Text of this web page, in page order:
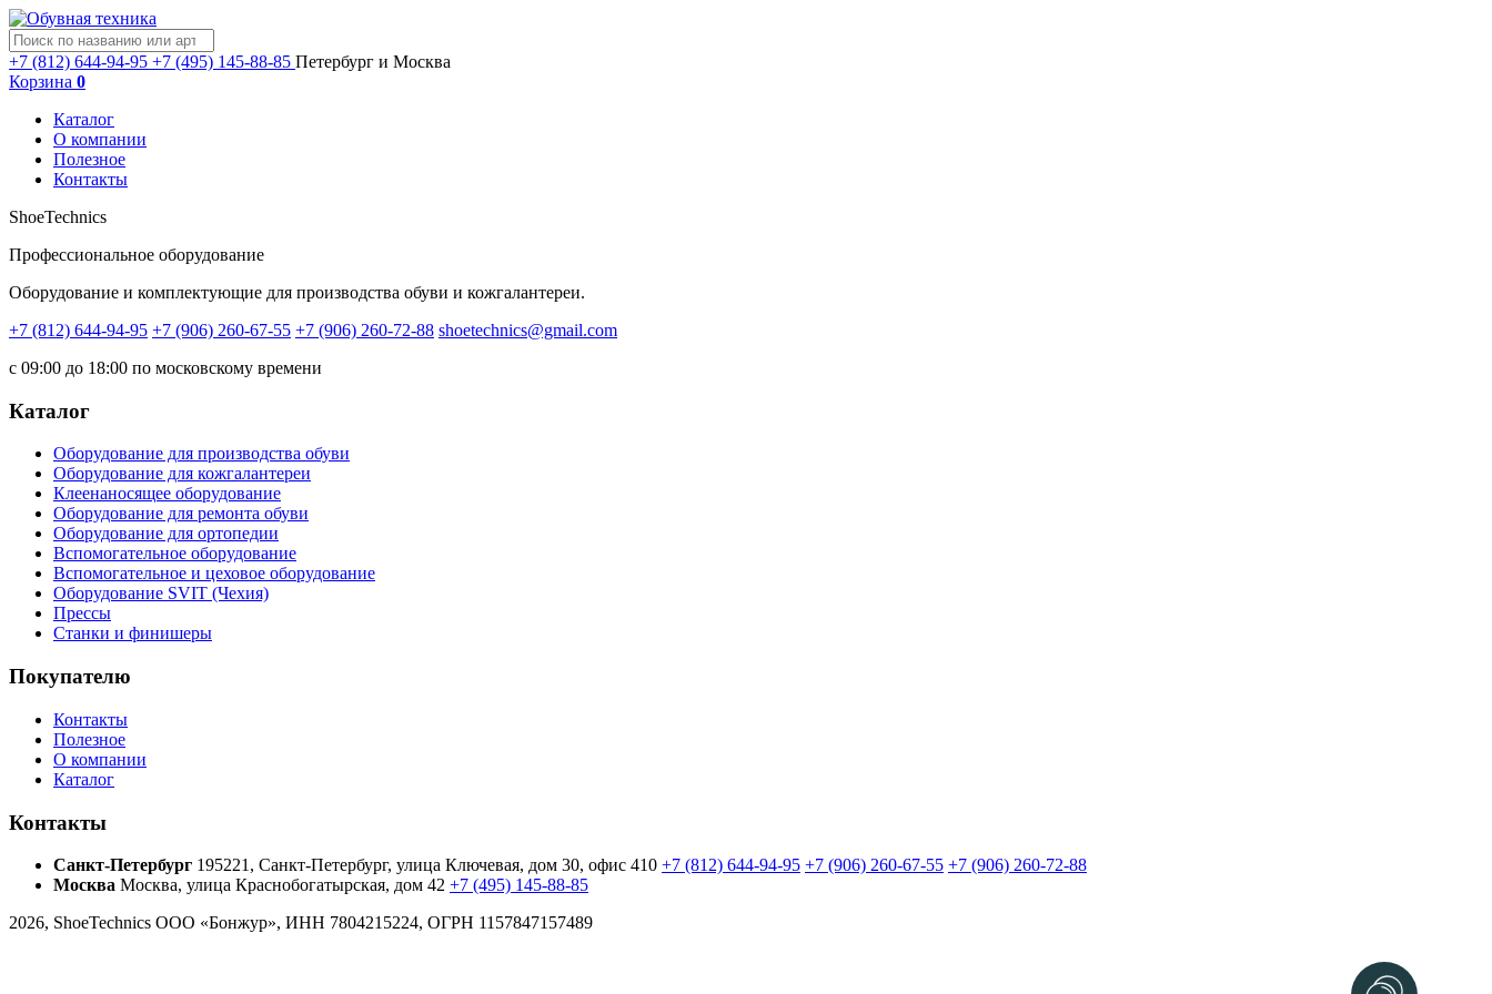
+7 (812) 644-94-95 +7 (495) 145-88-85 Петербург и Москва
Корзина 0
Каталог
О компании
Полезное
Контакты
ShoeTechnics
Профессиональное оборудование
Оборудование и комплектующие для производства обуви и кожгалантереи.
+7 (812) 644-94-95 +7 (906) 260-67-55 +7 (906) 260-72-88 shoetechnics@gmail.com
с 09:00 до 18:00 по московскому времени
Каталог
Оборудование для производства обуви
Оборудование для кожгалантереи
Клеенаносящее оборудование
Оборудование для ремонта обуви
Оборудование для ортопедии
Вспомогательное оборудование
Вспомогательное и цеховое оборудование
Оборудование SVIT (Чехия)
Прессы
Станки и финишеры
Покупателю
Контакты
Полезное
О компании
Каталог
Контакты
Санкт-Петербург 195221, Санкт-Петербург, улица Ключевая, дом 30, офис 410 +7 (812) 644-94-95 +7 (906) 260-67-55 +7 (906) 260-72-88
Москва Москва, улица Краснобогатырская, дом 42 +7 (495) 145-88-85
2026, ShoeTechnics ООО «Бонжур», ИНН 7804215224, ОГРН 1157847157489